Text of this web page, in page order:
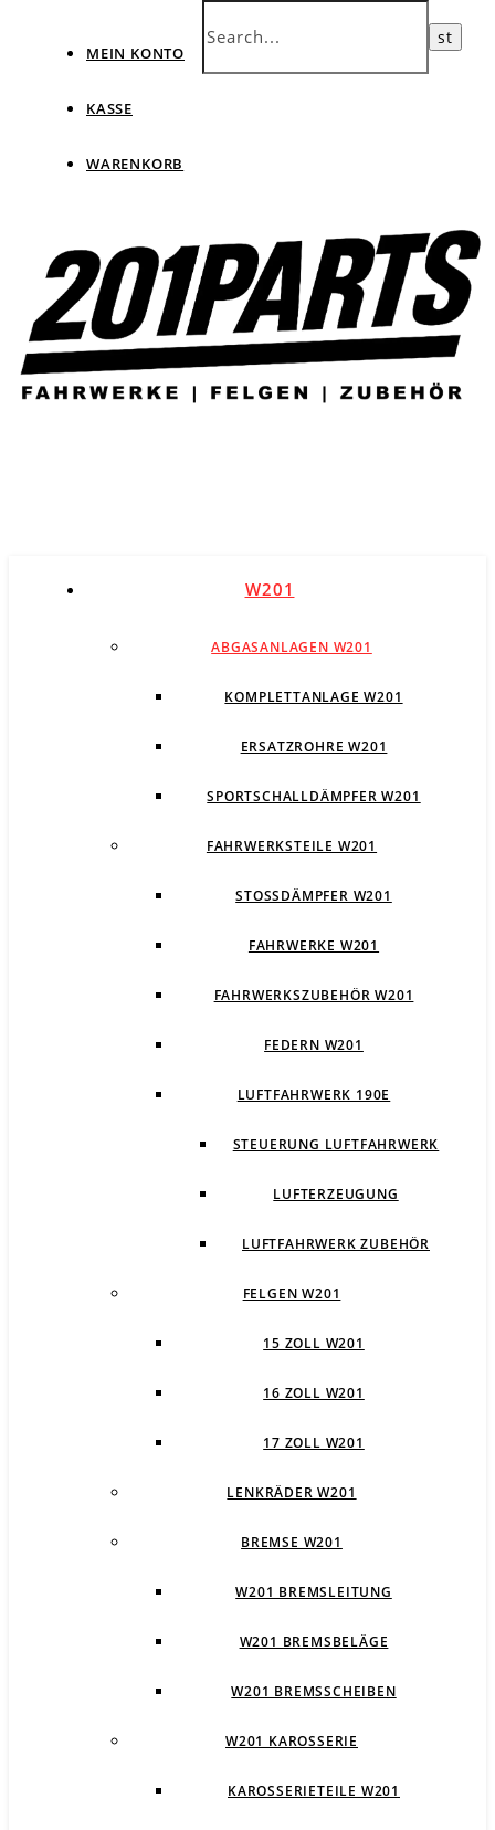
MEIN KONTO
KASSE
WARENKORB
W201
ABGASANLAGEN W201
KOMPLETTANLAGE W201
ERSATZROHRE W201
SPORTSCHALLDÄMPFER W201
FAHRWERKSTEILE W201
STOSSDÄMPFER W201
FAHRWERKE W201
FAHRWERKSZUBEHÖR W201
FEDERN W201
LUFTFAHRWERK 190E
STEUERUNG LUFTFAHRWERK
LUFTERZEUGUNG
LUFTFAHRWERK ZUBEHÖR
FELGEN W201
15 ZOLL W201
16 ZOLL W201
17 ZOLL W201
LENKRÄDER W201
BREMSE W201
W201 BREMSLEITUNG
W201 BREMSBELÄGE
W201 BREMSSCHEIBEN
W201 KAROSSERIE
KAROSSERIETEILE W201